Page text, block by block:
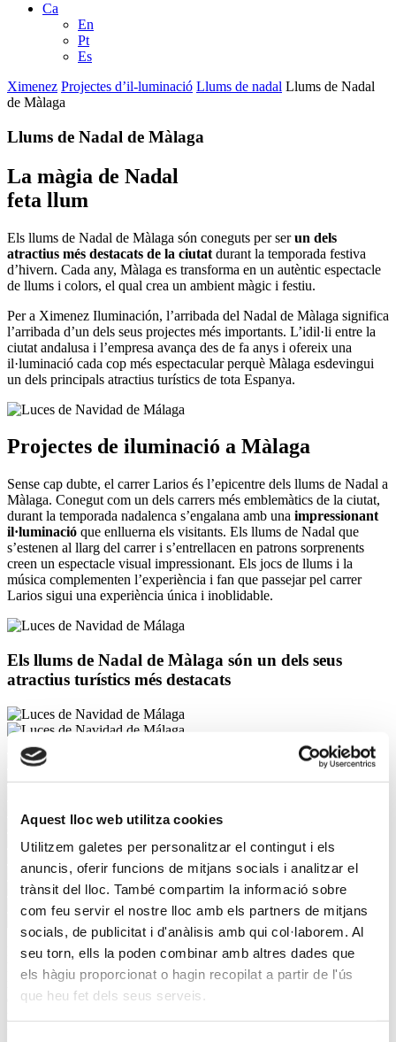
Aquest lloc web utilitza cookies
Utilitzem galetes per personalitzar el contingut i els
anuncis, oferir funcions de mitjans socials i analitzar el
trànsit del lloc. També compartim la informació sobre
com feu servir el nostre lloc amb els partners de mitjans
socials, de publicitat i d'anàlisis amb qui col·laborem. Al
seu torn, ells la poden combinar amb altres dades que
els hàgiu proporcionat o hagin recopilat a partir de l'ús
que heu fet dels seus serveis.
Ca
En
Pt
Es
Ximenez Projectes d’il-luminació Llums de nadal Llums de Nadal
de Màlaga
Llums de Nadal de Màlaga
La màgia de Nadal
feta llum
Els llums de Nadal de Màlaga són coneguts per serun dels
atractius més destacats de la ciutat durant la temporada festiva
d’hivern. Cada any, Màlaga es transforma en un autèntic espectacle
de llums i colors, el qual crea un ambient màgic i festiu.
Per a Ximenez Iluminación, l’arribada del Nadal de Màlaga significa
l’arribada d’un dels seus projectes més importants. L’idil·li entre la
ciutat andalusa i l’empresa avança des de fa anys i ofereix una
il·luminació cada cop més espectacular perquè Màlaga esdevingui
un dels principals atractius turístics de tota Espanya.
Projectes de iluminació a Màlaga
Sense cap dubte, el carrer Larios és l’epicentre dels llums de Nadal a
Màlaga. Conegut com un dels carrers més emblemàtics de la ciutat,
durant la temporada nadalenca s’engalana amb una impressionant
il·luminació que enlluerna els visitants. Els llums de Nadal que
s’estenen al llarg del carrer i s’entrellacen en patrons sorprenents
creen un espectacle visual impressionant. Els jocs de llums i la
música complementen l’experiència i fan que passejar pel carrer
Larios sigui una experiència única i inoblidable.
Els llums de Nadal de Màlaga són un dels seus
atractius turístics més destacats
Les característiques peculiars d’aquest gran carrer, la seva amplària i
les seves dimensions, han permès la creació d’alguns dels projectes
més importants i espectaculars de la història de Ximenez. Des
d’un túnel de llum que il·lumina tota la llargària del carrer, fins a una